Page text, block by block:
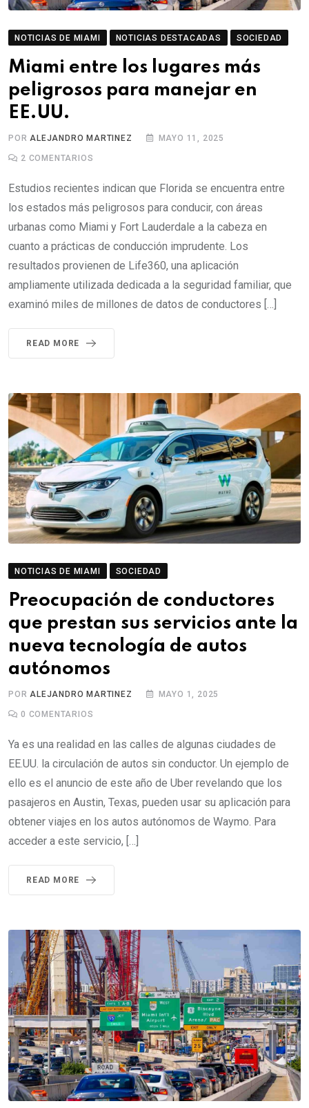
NOTICIAS DE MIAMI NOTICIAS DESTACADAS SOCIEDAD
Miami entre los lugares más
peligrosos para manejar en
EE.UU.
POR ALEJANDRO MARTINEZ MAYO 11, 2025
2 COMENTARIOS
Estudios recientes indican que Florida se encuentra entre
los estados más peligrosos para conducir, con áreas
urbanas como Miami y Fort Lauderdale a la cabeza en
cuanto a prácticas de conducción imprudente. Los
resultados provienen de Life360, una aplicación
ampliamente utilizada dedicada a la seguridad familiar, que
examinó miles de millones de datos de conductores […]
READ MORE
NOTICIAS DE MIAMI SOCIEDAD
Preocupación de conductores
que prestan sus servicios ante la
nueva tecnología de autos
autónomos
PORALEJANDRO MARTINEZ MAYO 1, 2025
0 COMENTARIOS
Ya es una realidad en las calles de algunas ciudades de
EE.UU. la circulación de autos sin conductor. Un ejemplo de
ello es el anuncio de este año de Uber revelando que los
pasajeros en Austin, Texas, pueden usar su aplicación para
obtener viajes en los autos autónomos de Waymo. Para
acceder a este servicio, […]
READ MORE